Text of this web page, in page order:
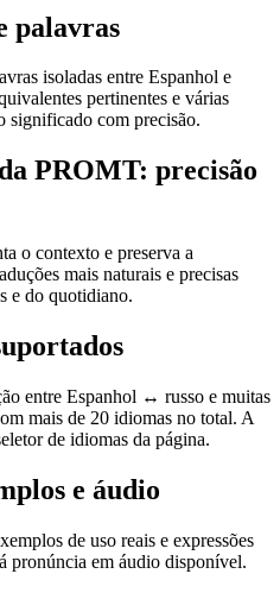
palavras
isoladas entre Espanhol e
pertinentes e várias
significado com precisão.
PROMT: precisão
o contexto e preserva a
mais naturais e precisas
e do quotidiano.
entre Espanhol ↔ russo e muitas
mais de 20 idiomas no total. A
de idiomas da página.
e áudio
de uso reais e expressões
pronúncia em áudio disponível.